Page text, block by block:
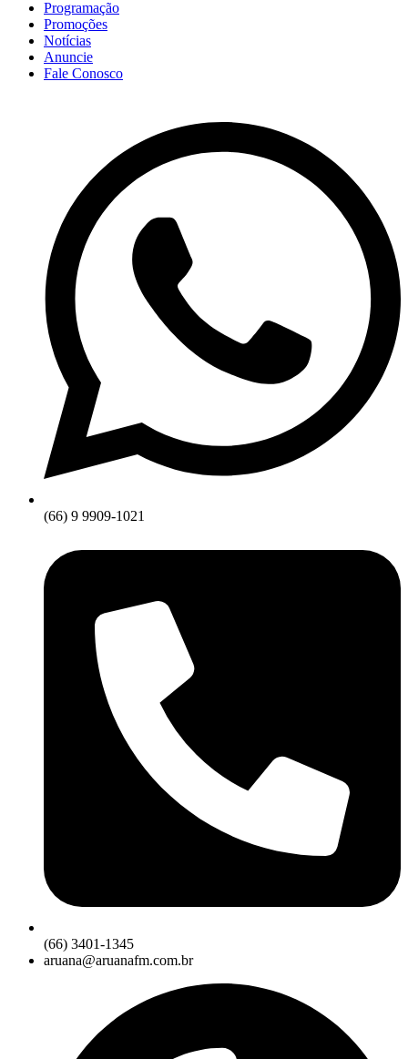
Programação
Promoções
Notícias
Anuncie
Fale Conosco
(66) 9 9909-1021
(66) 3401-1345
aruana@aruanafm.com.br